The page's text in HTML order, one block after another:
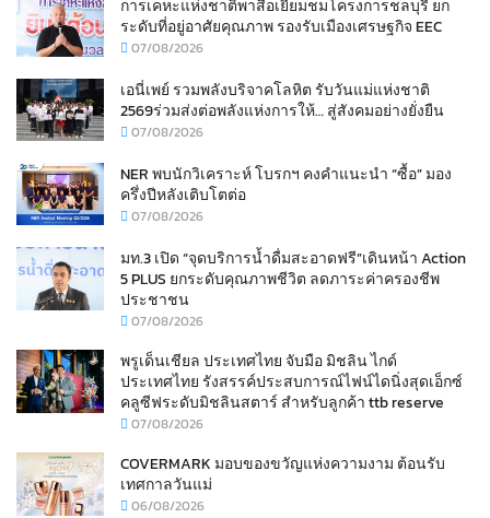
การเคหะแห่งชาติพาสื่อเยี่ยมชมโครงการชลบุรี ยก
ระดับที่อยู่อาศัยคุณภาพ รองรับเมืองเศรษฐกิจ EEC
07/08/2026
เอนี่เพย์ รวมพลังบริจาคโลหิต รับวันแม่แห่งชาติ
2569ร่วมส่งต่อพลังแห่งการให้… สู่สังคมอย่างยั่งยืน
07/08/2026
NER พบนักวิเคราะห์ โบรกฯ คงคำแนะนำ “ซื้อ” มอง
ครึ่งปีหลังเติบโตต่อ
07/08/2026
มท.3 เปิด “จุดบริการน้ำดื่มสะอาดฟรี”เดินหน้า Action
5 PLUS ยกระดับคุณภาพชีวิต ลดภาระค่าครองชีพ
ประชาชน
07/08/2026
พรูเด็นเชียล ประเทศไทย จับมือ มิชลิน ไกด์
ประเทศไทย รังสรรค์ประสบการณ์ไฟน์ไดนิ่งสุดเอ็กซ์
คลูซีฟระดับมิชลินสตาร์ สำหรับลูกค้า ttb reserve
07/08/2026
COVERMARK มอบของขวัญแห่งความงาม ต้อนรับ
เทศกาลวันแม่
06/08/2026